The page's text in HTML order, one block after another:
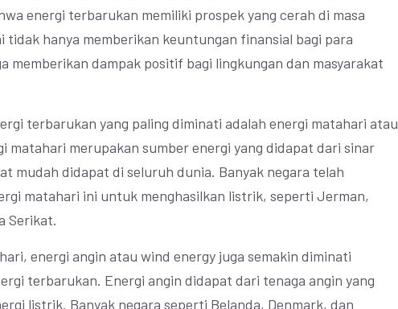
energi terbarukan memiliki prospek yang cerah di masa
tidak hanya memberikan keuntungan finansial bagi para
memberikan dampak positif bagi lingkungan dan masyarakat
terbarukan yang paling diminati adalah energi matahari atau
matahari merupakan sumber energi yang didapat dari sinar
mudah didapat di seluruh dunia. Banyak negara telah
matahari ini untuk menghasilkan listrik, seperti Jerman,
Serikat.
energi angin atau wind energy juga semakin diminati
terbarukan. Energi angin didapat dari tenaga angin yang
listrik. Banyak negara seperti Belanda, Denmark, dan